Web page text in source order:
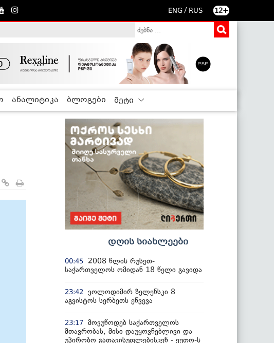
ENG / RUS 12+
ანალიტიკა ბლოგები მეტი
დღის სიახლეები
00:45
2008 წლის რუსეთ-
საქართველოს ომიდან 18 წელი გავიდა
23:42
ვოლოდიმირ ზელენსკი 8
აგვისტოს სერბეთს ეწვევა
23:17 მოვუწოდებ საქართველოს
მთავრობას, მისი დაუყოვნებლივი და
უპირობო გათავისუფლებისკენ - ეუთო-ს